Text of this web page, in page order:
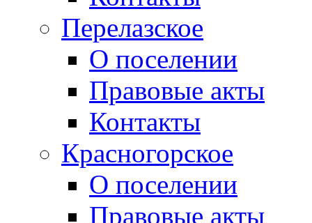
Перелазское
О поселении
Правовые акты
Контакты
Красногорское
О поселении
Правовые акты